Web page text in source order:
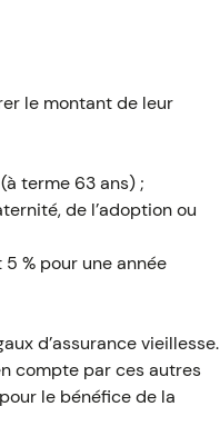
le montant de leur
terme 63 ans) ;
de l’adoption ou
% pour une année
d’assurance vieillesse.
compte par ces autres
le bénéfice de la